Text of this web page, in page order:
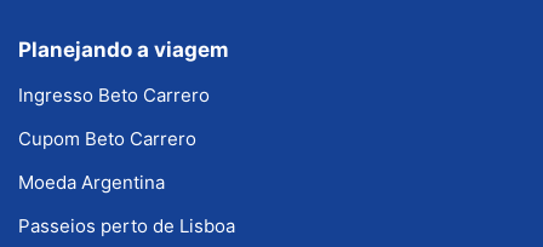
Planejando a viagem
Ingresso Beto Carrero
Cupom Beto Carrero
Moeda Argentina
Passeios perto de Lisboa